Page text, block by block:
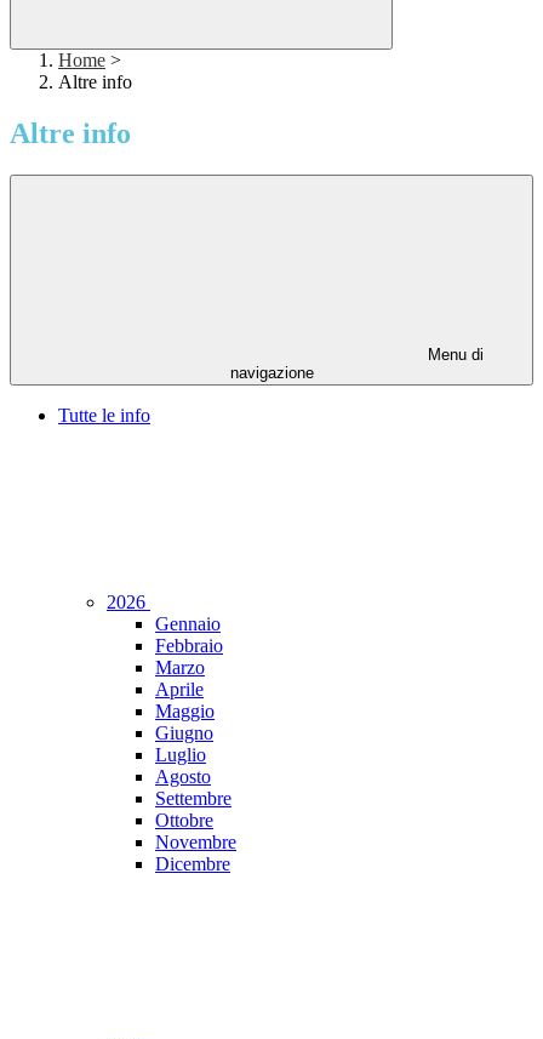
Home >
Altre info
Altre info
Menu di
navigazione
Tutte le info
2026
Gennaio
Febbraio
Marzo
Aprile
Maggio
Giugno
Luglio
Agosto
Settembre
Ottobre
Novembre
Dicembre